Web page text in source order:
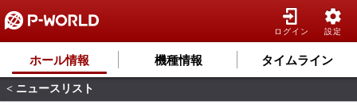
ログイン 設定
ホール情報 機種情報 タイムライン
< ニュースリスト